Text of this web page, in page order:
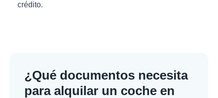
crédito.
¿Qué documentos necesita
para alquilar un coche en